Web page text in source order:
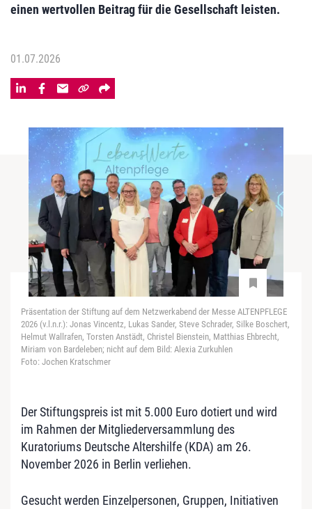
einen wertvollen Beitrag für die Gesellschaft leisten.
01.07.2026
Präsentation der Stiftung auf dem Netzwerkabend der Messe ALTENPFLEGE
2026 (v.l.n.r.): Jonas Vincentz, Lukas Sander, Steve Schrader, Silke Boschert,
Helmut Wallrafen, Torsten Anstädt, Christel Bienstein, Matthias Ehbrecht,
Miriam von Bardeleben; nicht auf dem Bild: Alexia Zurkuhlen
Foto: Jochen Kratschmer
Der Stiftungspreis ist mit 5.000 Euro dotiert und wird
im Rahmen der Mitgliederversammlung des
Kuratoriums Deutsche Altershilfe (KDA) am 26.
November 2026 in Berlin verliehen.
Gesucht werden Einzelpersonen, Gruppen, Initiativen